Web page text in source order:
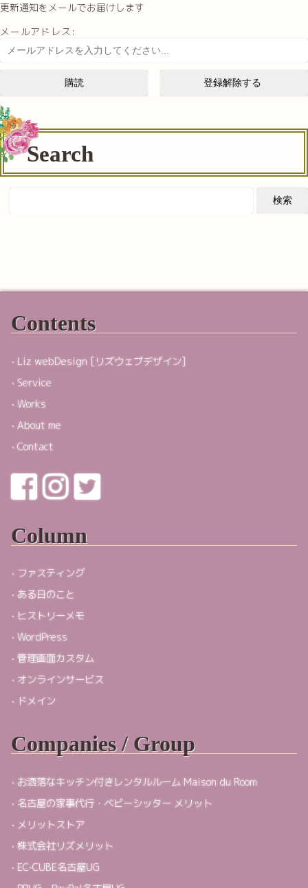
更新通知をメールでお届けします
メールアドレス:
Search
Contents
Liz webDesign [リズウェブデザイン]
Service
Works
About me
Contact
Column
ファスティング
ある日のこと
ヒストリーメモ
WordPress
管理画面カスタム
オンラインサービス
ドメイン
Companies / Group
お洒落なキッチン付きレンタルルーム Maison du Room
名古屋の家事代行・ベビーシッター メリット
メリットストア
株式会社リズメリット
EC-CUBE名古屋UG